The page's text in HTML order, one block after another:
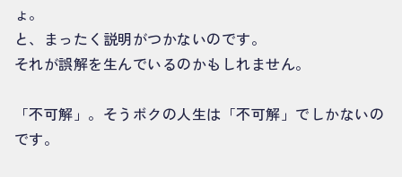
ょ。
と、まったく説明がつかないのです。
それが誤解を生んでいるのかもしれません。
「不可解」。そうボクの人生は「不可解」でしかないの
です。